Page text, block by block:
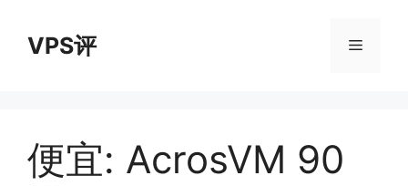
VPS评 菜
便宜: AcrosVM 90